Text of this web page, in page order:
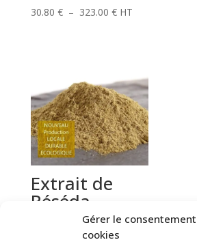
Gérer le
cookies
30.80 € – 323.00 €Plage
323.00 €
HT
Extrait de
Réséda
d’Occitanie